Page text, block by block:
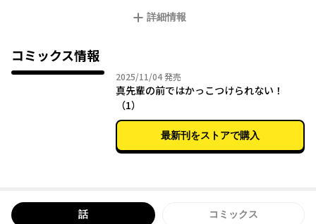
イケメン女子とイケメン女子のショートラブコメディ！
詳細情報
コミックス情報
2025/11/042025年11月04日
発売
真先輩の前ではかっこつけられない！
（1）
最新刊をストアで購入
話 コミックス